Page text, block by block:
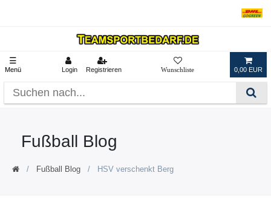
☰
Menü Login Registrieren 0,00 EUR
Fußball Blog
Fußball Blog HSV verschenkt Berg